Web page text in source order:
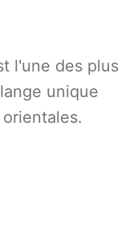
l'une des plus
unique